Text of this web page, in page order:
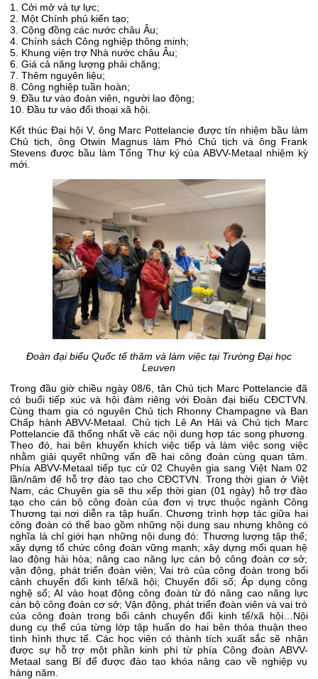
1. Cởi mở và tự lực;
2. Một Chính phủ kiến tạo;
3. Cộng đồng các nước châu Âu;
4. Chính sách Công nghiệp thông minh;
5. Khung viện trợ Nhà nước châu Âu;
6. Giá cả năng lượng phải chăng;
7. Thêm nguyên liệu;
8. Công nghiệp tuần hoàn;
9. Đầu tư vào đoàn viên, người lao động;
10. Đầu tư vào đối thoại xã hội.
Kết thúc Đại hội V, ông Marc Pottelancie được tín nhiệm bầu làm
Chủ tịch, ông Otwin Magnus làm Phó Chủ tịch và ông Frank
Stevens được bầu làm Tổng Thư ký của ABVV-Metaal nhiệm kỳ
mới.
Đoàn đại biểu Quốc tế thăm và làm việc tại Trường Đại học
Leuven
Trong đầu giờ chiều ngày 08/6, tân Chủ tịch Marc Pottelancie đã
có buổi tiếp xúc và hội đàm riêng với Đoàn đại biểu CĐCTVN.
Cùng tham gia có nguyên Chủ tịch Rhonny Champagne và Ban
Chấp hành ABVV-Metaal. Chủ tịch Lê An Hải và Chủ tịch Marc
Pottelancie đã thống nhất về các nội dung hợp tác song phương.
Theo đó, hai bên khuyến khích việc tiếp và làm việc song việc
nhằm giải quyết những vấn đề hai công đoàn cùng quan tâm.
Phía ABVV-Metaal tiếp tục cử 02 Chuyên gia sang Việt Nam 02
lần/năm để hỗ trợ đào tạo cho CĐCTVN. Trong thời gian ở Việt
Nam, các Chuyên gia sẽ thu xếp thời gian (01 ngày) hỗ trợ đào
tạo cho cán bộ công đoàn của đơn vị trực thuộc ngành Công
Thương tại nơi diễn ra tập huấn. Chương trình hợp tác giữa hai
công đoàn có thể bao gồm những nội dung sau nhưng không có
nghĩa là chỉ giới hạn những nội dung đó: Thương lượng tập thể;
xây dựng tổ chức công đoàn vững mạnh; xây dựng mối quan hệ
lao động hài hòa; nâng cao năng lực cán bộ công đoàn cơ sở;
vận động, phát triển đoàn viên; Vai trò của công đoàn trong bối
cảnh chuyển đổi kinh tế/xã hội; Chuyển đổi số; Áp dụng công
nghệ số; AI vào hoạt động công đoàn từ đó nâng cao năng lực
cán bộ công đoàn cơ sở; Vận động, phát triển đoàn viên và vai trò
của công đoàn trong bối cảnh chuyển đổi kinh tế/xã hội…Nội
dung cụ thể của từng lớp tập huấn do hai bên thỏa thuận theo
tình hình thực tế. Các học viên có thành tích xuất sắc sẽ nhận
được sự hỗ trợ một phần kinh phí từ phía Công đoàn ABVV-
Metaal sang Bỉ để được đào tạo khóa nâng cao về nghiệp vụ
hàng năm.